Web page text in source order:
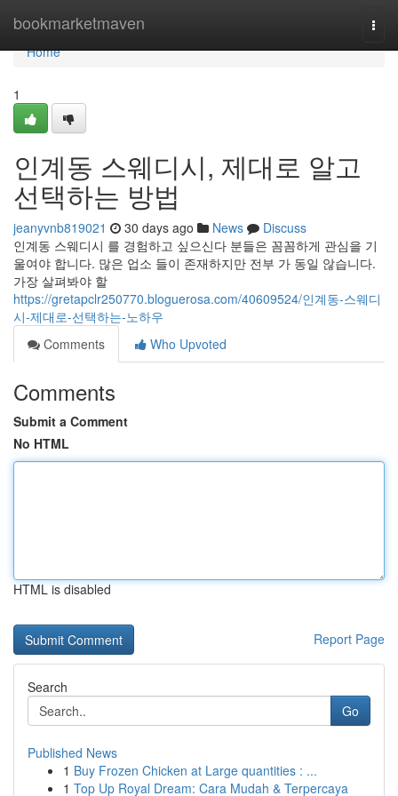
bookmarketmaven
Home
Home
1
인계동 스웨디시, 제대로 알고
선택하는 방법
jeanyvnb819021 30 days ago News
Discuss
인계동 스웨디시 를 경험하고 싶으신다 분들은 꼼꼼하게 관심을 기
울여야 합니다. 많은 업소 들이 존재하지만 전부 가 동일 않습니다.
가장 살펴봐야 할
https://gretapclr250770.bloguerosa.com/40609524/인계동-스웨디
시-제대로-선택하는-노하우
Comments
Who Upvoted
Comments
Submit a Comment
No HTML
HTML is disabled
Report Page
Search
Go
Published News
1 Buy Frozen Chicken at Large quantities : ...
1 Top Up Royal Dream: Cara Mudah & Terpercaya